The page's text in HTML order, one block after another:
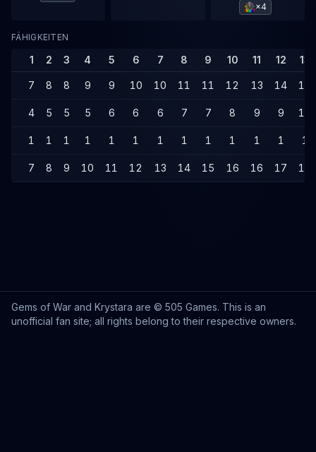
×4
FÄHIGKEITEN
1 2 3 4 5 6 7 8 9 10 11 12 13
7 8 8 9 9 10 10 11 11 12 13 14 14
4 5 5 5 6 6 6 7 7 8 9 9 10
1 1 1 1 1 1 1 1 1 1 1 1 1
7 8 9 10 11 12 13 14 15 16 16 17 18
Gems of War and Krystara are © 505 Games. This is an
unofficial fan site; all rights belong to their respective owners.